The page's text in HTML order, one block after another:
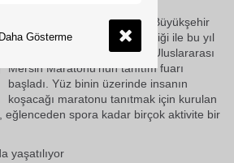
Mersin Valiliği himayesinde, Büyükşehir
Belediyesi ve İMAR A.Ş iş birliği ile bu yıl
4.'sü gerçekleştirilecek olan Uluslararası
Mersin Maratonu'nun tanıtım fuarı
başladı. Yüz binin üzerinde insanın
koşacağı maratonu tanıtmak için kurulan
eğlenceden spora kadar birçok aktivite bir
yaşatılıyor
Gösterme